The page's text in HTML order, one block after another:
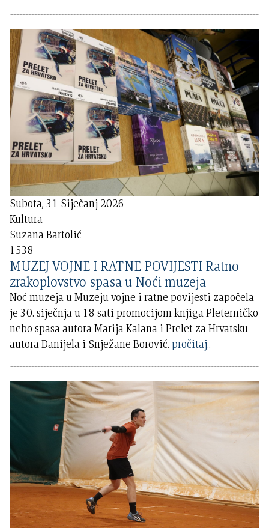
Subota, 31 Siječanj 2026
Kultura
Suzana Bartolić
1538
MUZEJ VOJNE I RATNE POVIJESTI Ratno
zrakoplovstvo spasa u Noći muzeja
Noć muzeja u Muzeju vojne i ratne povijesti započela
je 30. siječnja u 18 sati promocijom knjiga Pleterničko
nebo spasa autora Marija Kalana i Prelet za Hrvatsku
autora Danijela i Snježane Borović.pročitaj..